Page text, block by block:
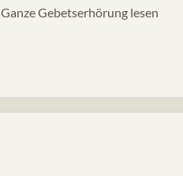
Ganze Gebetserhörung lesen